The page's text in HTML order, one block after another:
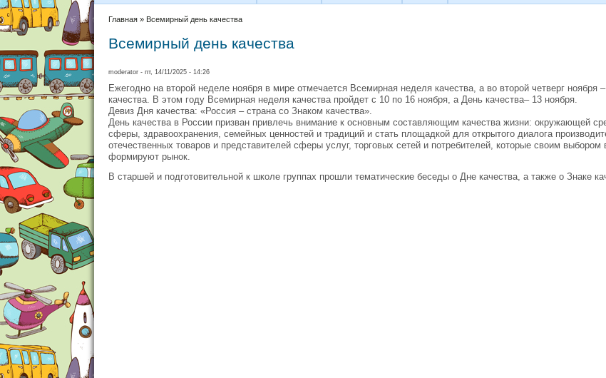
Вы здесь
Главная» Всемирный день качества
Всемирный день качества
moderator- пт, 14/11/2025 - 14:26
Ежегодно на второй неделе ноября в мире отмечается Всемирная неделя качества, а во второй четверг ноября
качества. В этом году Всемирная неделя качества пройдет с 10 по 16 ноября, а День качества– 13 ноября.
Девиз Дня качества: «Россия – страна со Знаком качества».
День качества в России призван привлечь внимание к основным составляющим качества жизни: окружающей
сферы, здравоохранения, семейных ценностей и традиций и стать площадкой для открытого диалога
отечественных товаров и представителей сферы услуг, торговых сетей и потребителей, которые своим выбором
формируют рынок.
В старшей и подготовительной к школе группах прошли тематические беседы о Дне качества, а также о Знаке